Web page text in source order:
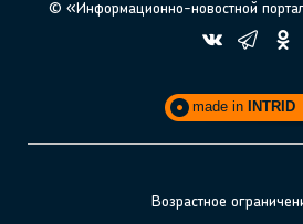
© «Информационно-новостной
made in INTRID
Возрастное